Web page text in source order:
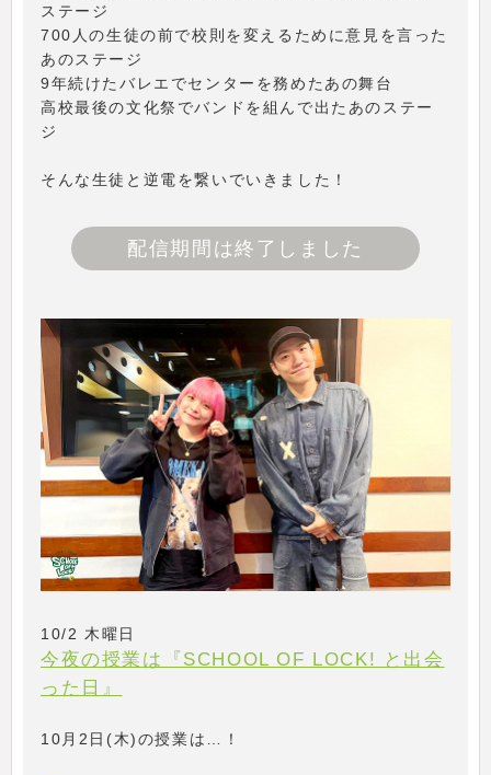
ステージ
700人の生徒の前で校則を変えるために意見を言った
あのステージ
9年続けたバレエでセンターを務めたあの舞台
高校最後の文化祭でバンドを組んで出たあのステー
ジ
そんな生徒と逆電を繋いでいきました！
配信期間は終了しました
10/2 木曜日
今夜の授業は『SCHOOL OF LOCK! と出会
った日』
10月2日(木)の授業は…！